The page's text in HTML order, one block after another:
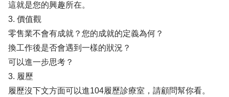
這就是您的興趣所在。
3. 價值觀
零售業不會有成就？您的成就的定義為何？
換工作後是否會遇到一樣的狀況？
可以進一步思考？
3. 履歷
履歷沒下文方面可以進104履歷診療室，請顧問幫你看。